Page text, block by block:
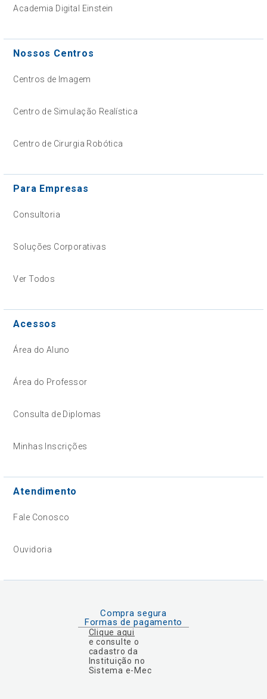
Academia Digital Einstein
Nossos Centros
Centros de Imagem
Centro de Simulação Realística
Centro de Cirurgia Robótica
Para Empresas
Consultoria
Soluções Corporativas
Ver Todos
Acessos
Área do Aluno
Área do Professor
Consulta de Diplomas
Minhas Inscrições
Atendimento
Fale Conosco
Ouvidoria
Compra segura
Formas de pagamento
Clique aqui
e consulte o
cadastro da
Instituição no
Sistema e-Mec